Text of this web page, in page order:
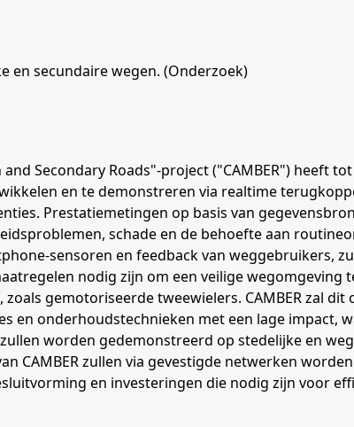
en secundaire wegen. (Onderzoek)
Secondary Roads"-project ("CAMBER") heeft
en te demonstreren via realtime
Prestatiemetingen op basis van
schade en de behoefte aan
sensoren en feedback van weggebruikers,
nodig zijn om een veilige
gemotoriseerde tweewielers. CAMBER zal
en onderhoudstechnieken met een lage impact,
worden gedemonstreerd op stedelijke en
CAMBER zullen via gevestigde netwerken
en investeringen die nodig zijn voor